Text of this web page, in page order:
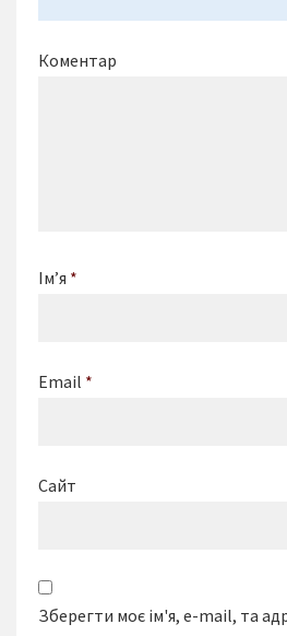
Коментар
Ім’я *
Email *
Сайт
Зберегти моє ім'я, e-mail, та